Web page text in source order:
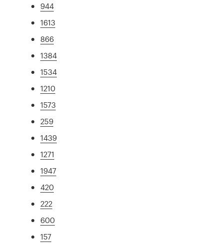
944
1613
866
1384
1534
1210
1573
259
1439
1271
1947
420
222
600
157